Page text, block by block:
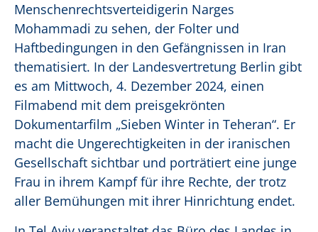
Menschenrechtsverteidigerin Narges
Mohammadi zu sehen, der Folter und
Haftbedingungen in den Gefängnissen in Iran
thematisiert. In der Landesvertretung Berlin gibt
es am Mittwoch, 4. Dezember 2024, einen
Filmabend mit dem preisgekrönten
Dokumentarfilm „Sieben Winter in Teheran“. Er
macht die Ungerechtigkeiten in der iranischen
Gesellschaft sichtbar und porträtiert eine junge
Frau in ihrem Kampf für ihre Rechte, der trotz
aller Bemühungen mit ihrer Hinrichtung endet.